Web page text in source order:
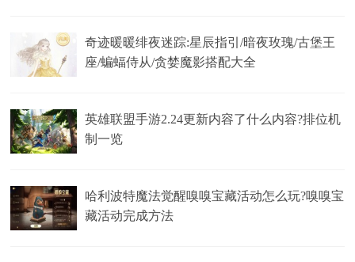
奇迹暖暖绯夜迷踪:星辰指引/暗夜玫瑰/古堡王
座/蝙蝠侍从/贪婪魔影搭配大全
英雄联盟手游2.24更新内容了什么内容?排位机
制一览
哈利波特魔法觉醒嗅嗅宝藏活动怎么玩?嗅嗅宝
藏活动完成方法